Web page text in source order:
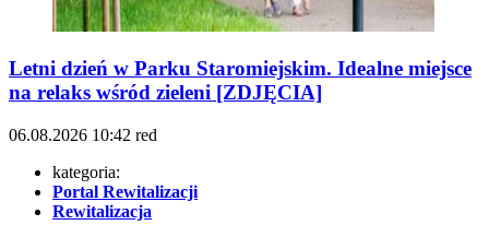
Letni dzień w Parku Staromiejskim. Idealne miejsce
na relaks wśród zieleni [ZDJĘCIA]
06.08.2026 10:42 red
kategoria:
Portal Rewitalizacji
Rewitalizacja